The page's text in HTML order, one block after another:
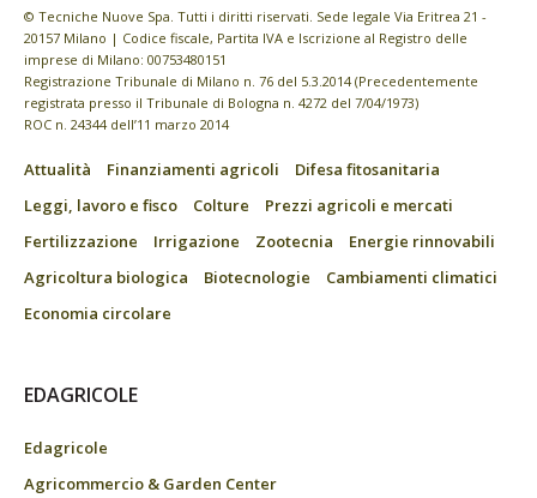
© Tecniche Nuove Spa. Tutti i diritti riservati. Sede legale Via Eritrea 21 -
20157 Milano | Codice fiscale, Partita IVA e Iscrizione al Registro delle
imprese di Milano: 00753480151
Registrazione Tribunale di Milano n. 76 del 5.3.2014 (Precedentemente
registrata presso il Tribunale di Bologna n. 4272 del 7/04/1973)
ROC n. 24344 dell’11 marzo 2014
Attualità Finanziamenti agricoli
Difesa fitosanitaria
Leggi, lavoro e fisco
Colture
Prezzi agricoli e mercati
Fertilizzazione
Irrigazione Zootecnia
Energie rinnovabili
Agricoltura biologica
Biotecnologie
Cambiamenti climatici
Economia circolare
EDAGRICOLE
Edagricole
Agricommercio & Garden Center